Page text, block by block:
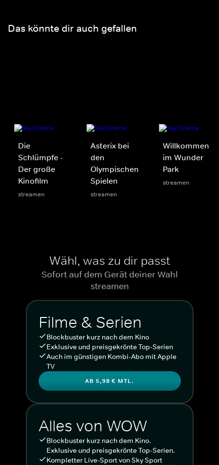
Das könnte dir auch gefallen
Die
Schlümpfe -
Der große
Kinofilm
streamen
Asterix bei
den
Olympischen
Spielen
streamen
Willkommen
im Wunder
Park
streamen
Wähl, was zu dir passt
Sofort auf dem Gerät deiner Wahl
streamen
Filme & Serien
Blockbuster kurz nach dem Kino
Exklusive und preisgekrönte Top-Serien
Auch im günstigen Kombi-Abo mit Apple
TV
AB 5,98 € MTL.
Alles von WOW
Blockbuster kurz nach dem Kino.
Exklusive und preisgekrönte Top-Serien.
Kompletter Live-Sport von Sky Sport